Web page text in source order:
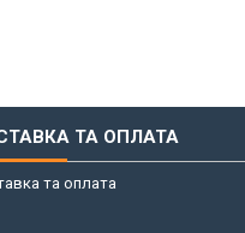
ТА ОПЛАТА
та оплата